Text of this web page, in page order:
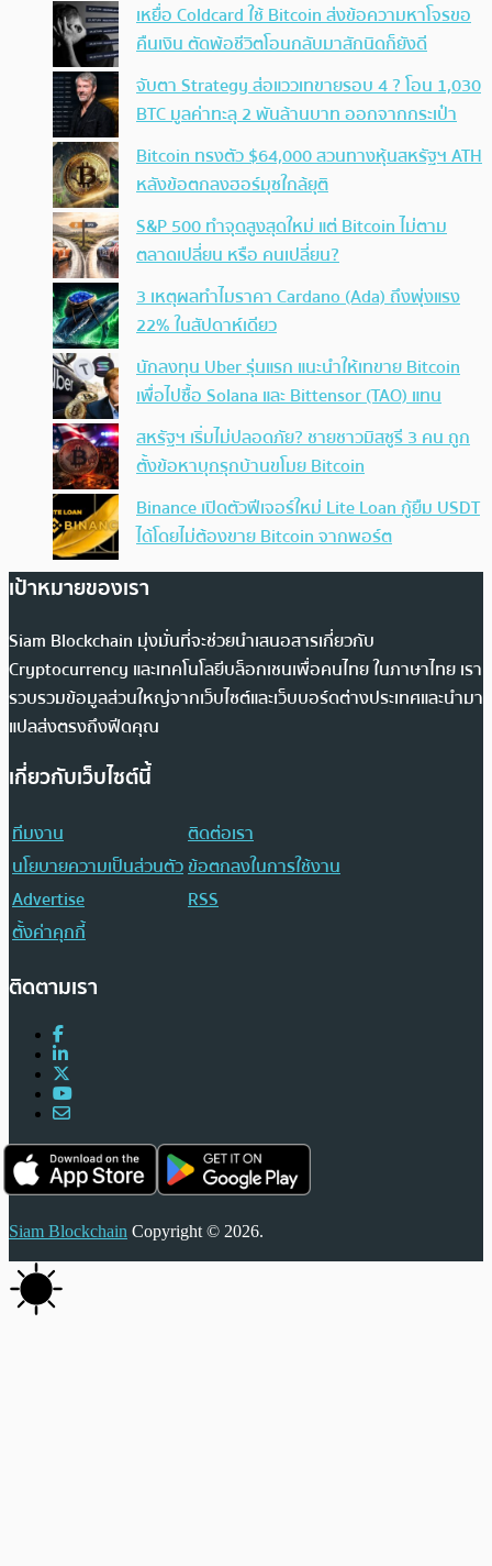
เหยื่อ Coldcard ใช้ Bitcoin ส่งข้อความหาโจรขอ
คืนเงิน ตัดพ้อชีวิตโอนกลับมาสักนิดก็ยังดี
จับตา Strategy ส่อแววเทขายรอบ 4 ? โอน 1,030
BTC มูลค่าทะลุ 2 พันล้านบาท ออกจากกระเป๋า
Bitcoin ทรงตัว $64,000 สวนทางหุ้นสหรัฐฯ ATH
หลังข้อตกลงฮอร์มุซใกล้ยุติ
S&P 500 ทำจุดสูงสุดใหม่ แต่ Bitcoin ไม่ตาม
ตลาดเปลี่ยน หรือ คนเปลี่ยน?
3 เหตุผลทำไมราคา Cardano (Ada) ถึงพุ่งแรง
22% ในสัปดาห์เดียว
นักลงทุน Uber รุ่นแรก แนะนำให้เทขาย Bitcoin
เพื่อไปซื้อ Solana และ Bittensor (TAO) แทน
สหรัฐฯ เริ่มไม่ปลอดภัย? ชายชาวมิสซูรี 3 คน ถูก
ตั้งข้อหาบุกรุกบ้านขโมย Bitcoin
Binance เปิดตัวฟีเจอร์ใหม่ Lite Loan กู้ยืม USDT
ได้โดยไม่ต้องขาย Bitcoin จากพอร์ต
เป้าหมายของเรา
Siam Blockchain มุ่งมั่นที่จะช่วยนำเสนอสารเกี่ยวกับ
Cryptocurrency และเทคโนโลยีบล็อกเชนเพื่อคนไทย ในภาษาไทย เรา
รวบรวมข้อมูลส่วนใหญ่จากเว็บไซต์และเว็บบอร์ดต่างประเทศและนำมา
แปลส่งตรงถึงฟีดคุณ
เกี่ยวกับเว็บไซต์นี้
ทีมงาน
ติดต่อเรา
นโยบายความเป็นส่วนตัวข้อตกลงในการใช้งาน
Advertise
RSS
ตั้งค่าคุกกี้
ติดตามเรา
Siam Blockchain Copyright © 2026.